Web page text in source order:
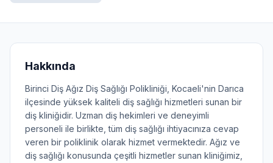
Hakkında
Birinci Diş Ağız Diş Sağlığı Polikliniği, Kocaeli'nin Darıca
ilçesinde yüksek kaliteli diş sağlığı hizmetleri sunan bir
diş kliniğidir. Uzman diş hekimleri ve deneyimli
personeli ile birlikte, tüm diş sağlığı ihtiyacınıza cevap
veren bir poliklinik olarak hizmet vermektedir. Ağız ve
diş sağlığı konusunda çeşitli hizmetler sunan kliniğimiz,